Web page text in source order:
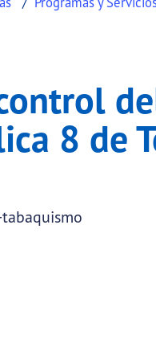
de Salud Pública 8
8 de